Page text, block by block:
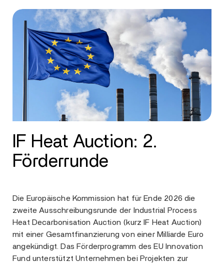
IF Heat Auction: 2.
Förderrunde
Die Europäische Kommission hat für Ende 2026 die
zweite Ausschreibungsrunde der Industrial Process
Heat Decarbonisation Auction (kurz IF Heat Auction)
mit einer Gesamtfinanzierung von einer Milliarde Euro
angekündigt. Das Förderprogramm des EU Innovation
Fund unterstützt Unternehmen bei Projekten zur